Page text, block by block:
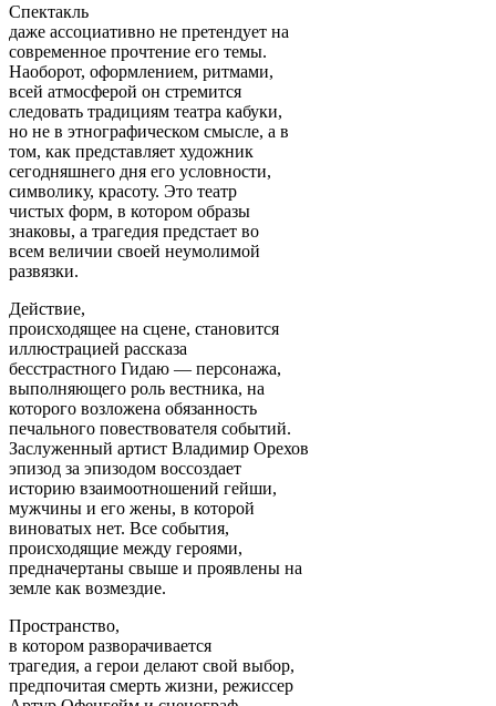
Спектакль
даже ассоциативно не претендует на
современное прочтение его темы.
Наоборот, оформлением, ритмами,
всей атмосферой он стремится
следовать традициям театра кабуки,
но не в этнографическом смысле, а в
том, как представляет художник
сегодняшнего дня его условности,
символику, красоту. Это театр
чистых форм, в котором образы
знаковы, а трагедия предстает во
всем величии своей неумолимой
развязки.
Действие,
происходящее на сцене, становится
иллюстрацией рассказа
бесстрастного Гидаю — персонажа,
выполняющего роль вестника, на
которого возложена обязанность
печального повествователя событий.
Заслуженный артист Владимир Орехов
эпизод за эпизодом воссоздает
историю взаимоотношений гейши,
мужчины и его жены, в которой
виноватых нет. Все события,
происходящие между героями,
предначертаны свыше и проявлены на
земле как возмездие.
Пространство,
в котором разворачивается
трагедия, а герои делают свой выбор,
предпочитая смерть жизни, режиссер